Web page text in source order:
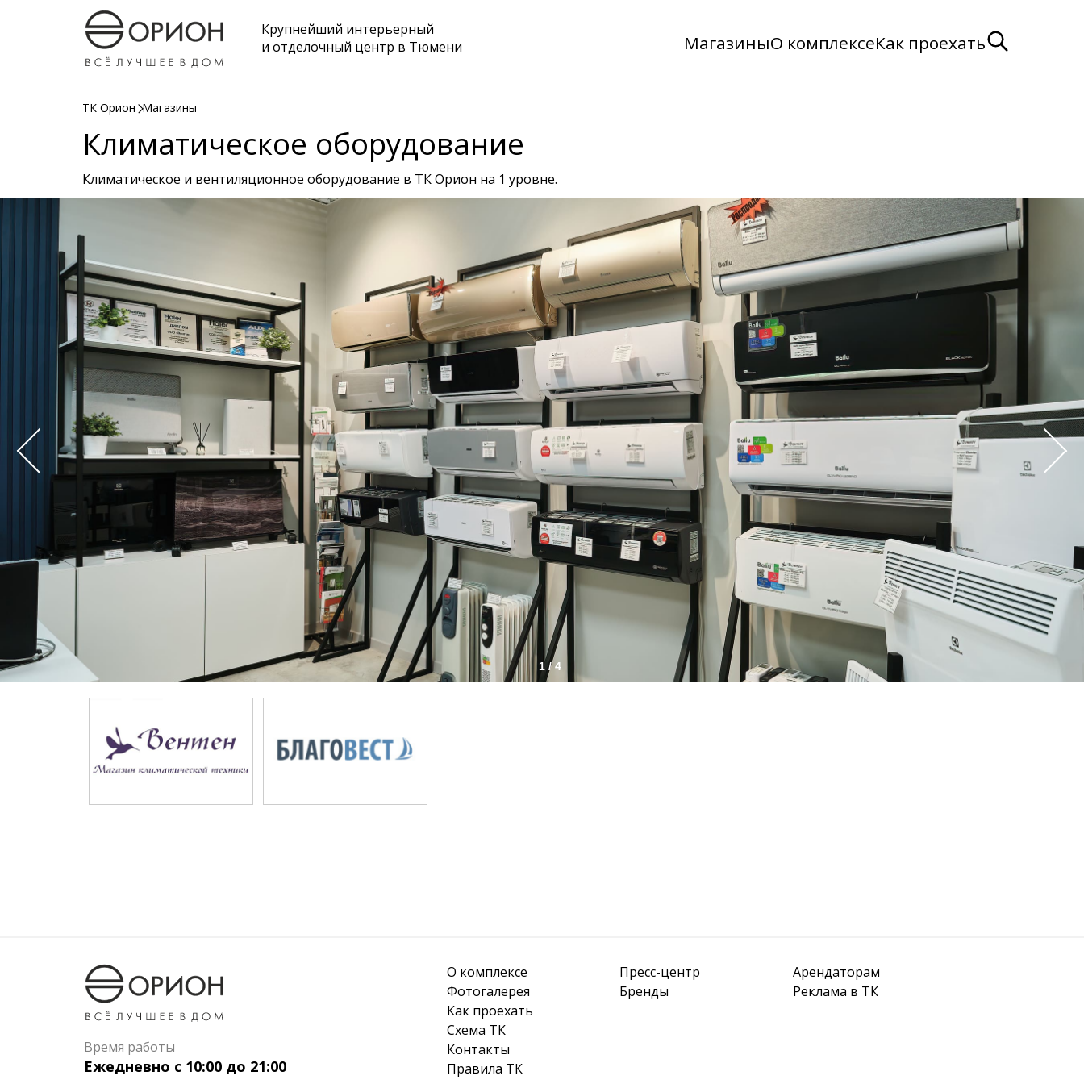
Крупнейший интерьерный
и отделочный центр в Тюмени
МагазиныО комплексеКак проехать
ТК Орион Магазины
Климатическое оборудование
Климатическое и вентиляционное оборудование в ТК Орион на 1 уровне.
1 / 4
Время работы
Ежедневно с 10:00 до 21:00
О комплексе
Фотогалерея
Как проехать
Схема ТК
Контакты
Правила ТК
Пресс-центр
Бренды
Арендаторам
Реклама в ТК